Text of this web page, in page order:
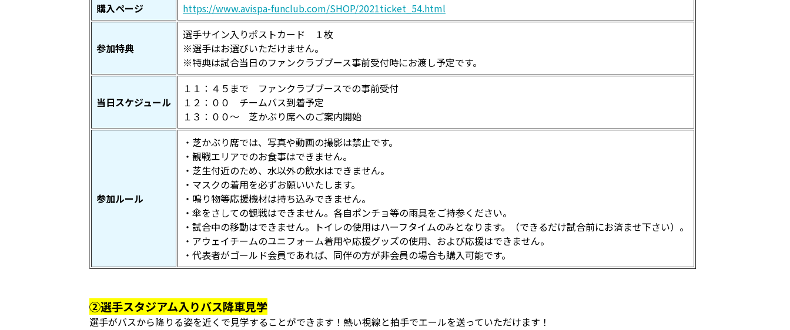
購入ページ
https://www.avispa-funclub.com/SHOP/2021ticket_54.html
参加特典
選手サイン入りポストカード １枚
※選手はお選びいただけません。
※特典は試合当日のファンクラブブース事前受付時にお渡し予定です。
当日スケジュール
１１：４５まで ファンクラブブースでの事前受付
１２：００ チームバス到着予定
１３：００～ 芝かぶり席へのご案内開始
参加ルール
・芝かぶり席では、写真や動画の撮影は禁止です。
・観戦エリアでのお食事はできません。
・芝生付近のため、水以外の飲水はできません。
・マスクの着用を必ずお願いいたします。
・鳴り物等応援機材は持ち込みできません。
・傘をさしての観戦はできません。各自ポンチョ等の雨具をご持参ください。
・試合中の移動はできません。トイレの使用はハーフタイムのみとなります。（できるだけ試合前にお済ませ下さい）。
・アウェイチームのユニフォーム着用や応援グッズの使用、および応援はできません。
・代表者がゴールド会員であれば、同伴の方が非会員の場合も購入可能です。
②選手スタジアム入りバス降車見学
選手がバスから降りる姿を近くで見学することができます！熱い視線と拍手でエールを送っていただけます！